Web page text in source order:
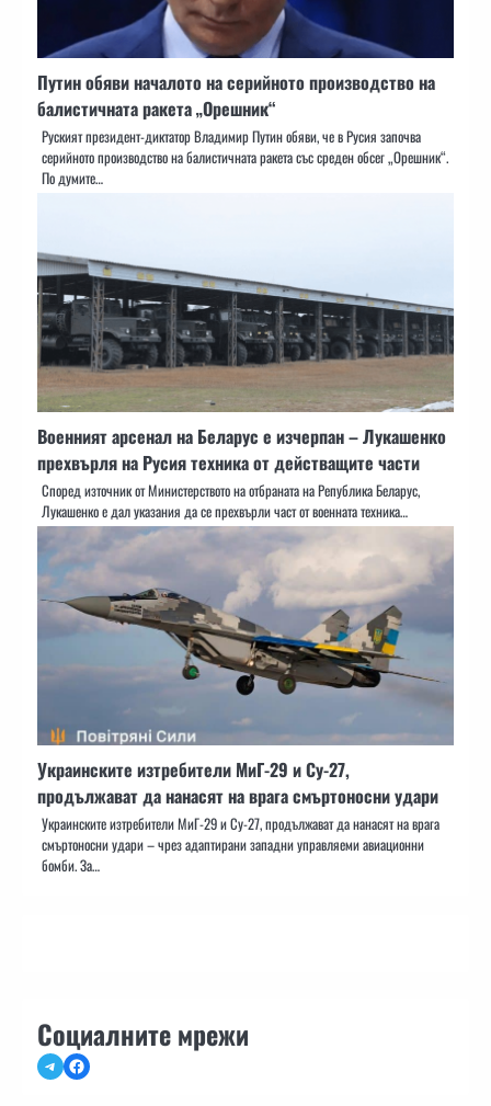
Путин обяви началото на серийното производство на
балистичната ракета „Орешник“
Руският президент-диктатор Владимир Путин обяви, че в Русия започва
серийното производство на балистичната ракета със среден обсег „Орешник“.
По думите…
Военният арсенал на Беларус е изчерпан – Лукашенко
прехвърля на Русия техника от действащите части
Според източник от Министерството на отбраната на Република Беларус,
Лукашенко е дал указания да се прехвърли част от военната техника…
Украинските изтребители МиГ-29 и Су-27,
продължават да нанасят на врага смъртоносни удари
Украинските изтребители МиГ-29 и Су-27, продължават да нанасят на врага
смъртоносни удари – чрез адаптирани западни управляеми авиационни
бомби. За…
Социалните мрежи
TelegramFacebook